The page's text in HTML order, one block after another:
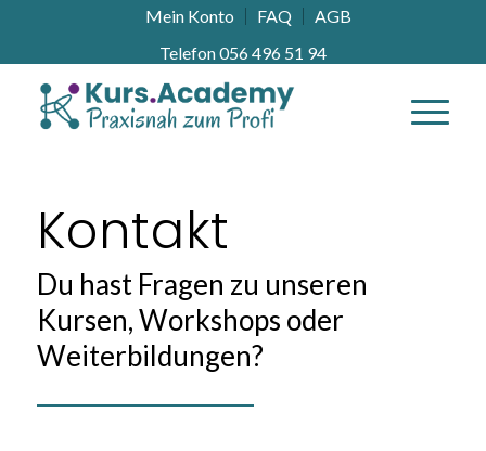
Mein Konto FAQ
AGB
Telefon 056 496 51 94
Kontakt
Du hast Fragen zu unseren
Kursen, Workshops oder
Weiterbildungen?